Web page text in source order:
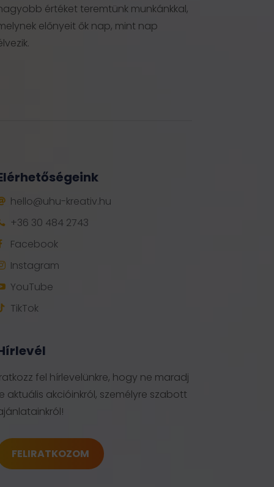
értéket teremtünk munkánkkal,
előnyeit ők nap, mint nap
hello@uhu-kreativ.hu
+36 30 484 2743
Facebook
Instagram
YouTube
TikTok
fel hírlevelünkre, hogy ne maradj
aktuális akcióinkról, személyre szabott
FELIRATKOZOM